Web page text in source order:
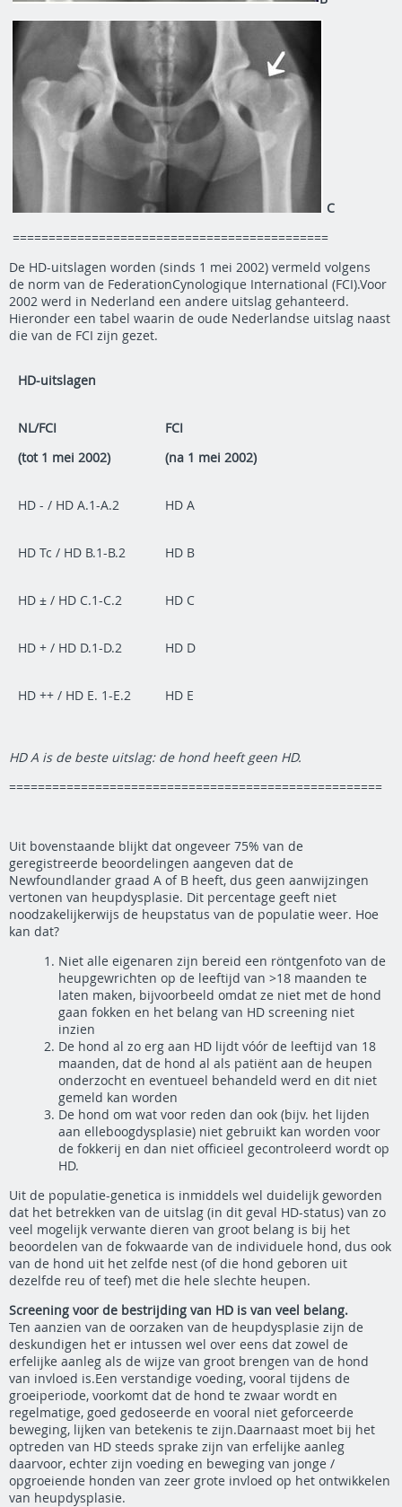
C
============================================
De HD-uitslagen worden (sinds 1 mei 2002) vermeld volgens
de norm van de FederationCynologique International (FCI).Voor
2002 werd in Nederland een andere uitslag gehanteerd.
Hieronder een tabel waarin de oude Nederlandse uitslag naast
die van de FCI zijn gezet.
HD-uitslagen
NL/FCI
(tot 1 mei 2002)
FCI
(na 1 mei 2002)
HD - / HD A.1-A.2 HD A
HD Tc / HD B.1-B.2 HD B
HD ± / HD C.1-C.2 HD C
HD + / HD D.1-D.2 HD D
HD ++ / HD E. 1-E.2 HD E
HD A is de beste uitslag: de hond heeft geen HD.
====================================================
Uit bovenstaande blijkt dat ongeveer 75% van de
geregistreerde beoordelingen aangeven dat de
Newfoundlander graad A of B heeft, dus geen aanwijzingen
vertonen van heupdysplasie. Dit percentage geeft niet
noodzakelijkerwijs de heupstatus van de populatie weer. Hoe
kan dat?
Niet alle eigenaren zijn bereid een röntgenfoto van de
heupgewrichten op de leeftijd van >18 maanden te
laten maken, bijvoorbeeld omdat ze niet met de hond
gaan fokken en het belang van HD screening niet
inzien
De hond al zo erg aan HD lijdt vóór de leeftijd van 18
maanden, dat de hond al als patiënt aan de heupen
onderzocht en eventueel behandeld werd en dit niet
gemeld kan worden
De hond om wat voor reden dan ook (bijv. het lijden
aan elleboogdysplasie) niet gebruikt kan worden voor
de fokkerij en dan niet officieel gecontroleerd wordt op
HD.
Uit de populatie-genetica is inmiddels wel duidelijk geworden
dat het betrekken van de uitslag (in dit geval HD-status) van zo
veel mogelijk verwante dieren van groot belang is bij het
beoordelen van de fokwaarde van de individuele hond, dus ook
van de hond uit het zelfde nest (of die hond geboren uit
dezelfde reu of teef) met die hele slechte heupen.
Screening voor de bestrijding van HD is van veel belang.
Ten aanzien van de oorzaken van de heupdysplasie zijn de
deskundigen het er intussen wel over eens dat zowel de
erfelijke aanleg als de wijze van groot brengen van de hond
van invloed is.Een verstandige voeding, vooral tijdens de
groeiperiode, voorkomt dat de hond te zwaar wordt en
regelmatige, goed gedoseerde en vooral niet geforceerde
beweging, lijken van betekenis te zijn.Daarnaast moet bij het
optreden van HD steeds sprake zijn van erfelijke aanleg
daarvoor, echter zijn voeding en beweging van jonge /
opgroeiende honden van zeer grote invloed op het ontwikkelen
van heupdysplasie.